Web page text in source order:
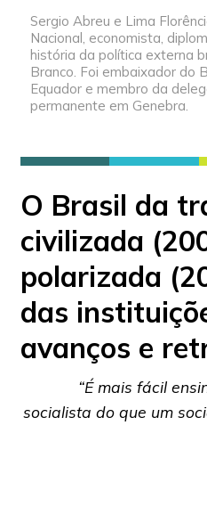
Sergio Abreu e Lima
Nacional, economista,
história da política externa
Branco. Foi embaixador do
Equador e membro da
permanente em Genebra.
O Brasil da
civilizada
polarizada
das
avanços e
“É mais fácil
socialista do que um